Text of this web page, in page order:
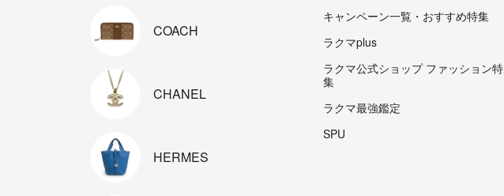
COACH
CHANEL
HERMES
キャンペーン一覧・おすすめ特集
ラクマplus
ラクマ公式ショップ ファッション特
集
ラクマ最強鑑定
SPU